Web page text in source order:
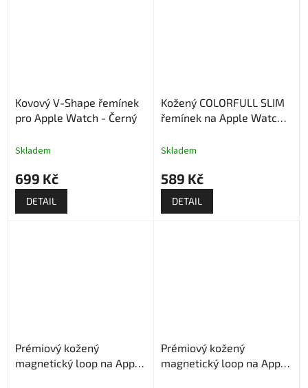
Kovový V-Shape řemínek
pro Apple Watch - Černý
Skladem
699 Kč
DETAIL
Kožený COLORFULL SLIM
řemínek na Apple Watch -
Skladem
589 Kč
DETAIL
Prémiový kožený
magnetický loop na Apple
Prémiový kožený
magnetický loop na Apple